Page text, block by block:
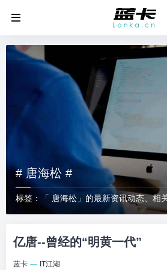
# 唐海松 #
标签：「 唐海松」的最新资讯动态、相
亿唐--曾经的“明黄一代”
蓝卡 — IT江湖